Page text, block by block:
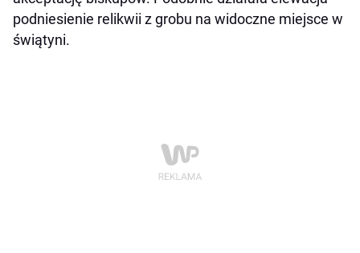
podniesienie relikwii z grobu na widoczne miejsce w
świątyni.